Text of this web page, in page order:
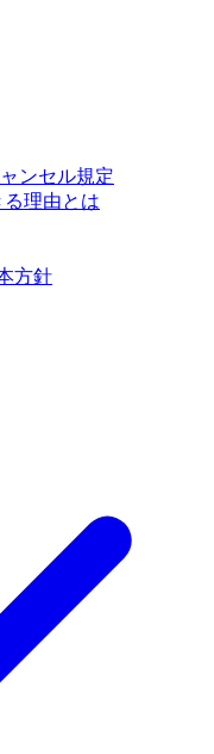
ンセル規定
理由とは
方針